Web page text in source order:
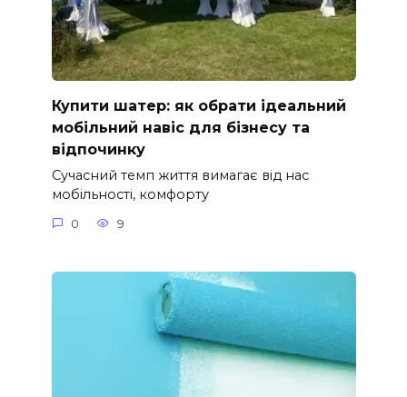
Купити шатер: як обрати ідеальний
мобільний навіс для бізнесу та
відпочинку
Сучасний темп життя вимагає від нас
мобільності, комфорту
0 9